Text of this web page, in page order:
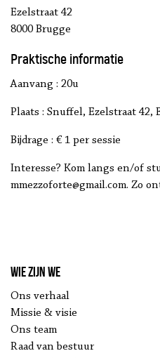
Ezelstraat 42
8000 Brugge
Praktische informatie
Aanvang : 20u
Plaats : Snuffel, Ezelstraat 42,
Bijdrage : € 1 per sessie
Interesse? Kom langs en/of
mmezzoforte@gmail.com. Zo
Wie zijn we
Ons verhaal
Missie & visie
Ons team
Raad van bestuur